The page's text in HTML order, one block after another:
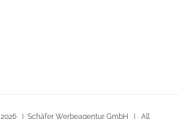
2026 | Schäfer Werbeagentur GmbH | All